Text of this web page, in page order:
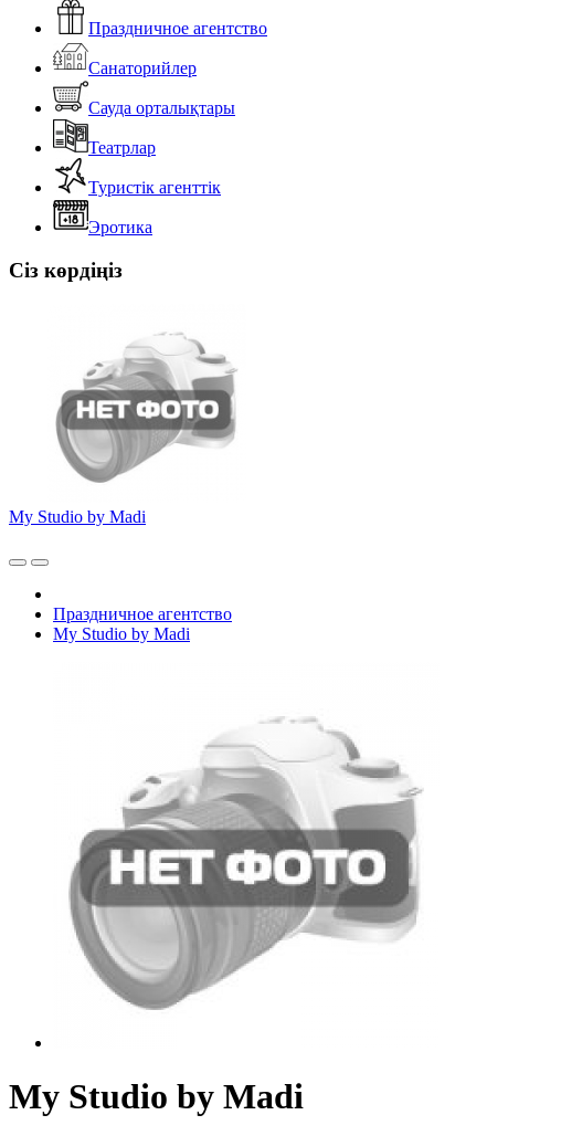
Праздничное агентство
Санаторийлер
Сауда орталықтары
Театрлар
Туристік агенттік
Эротика
Сіз көрдіңіз
My Studio by Madi
Праздничное агентство
My Studio by Madi
My Studio by Madi